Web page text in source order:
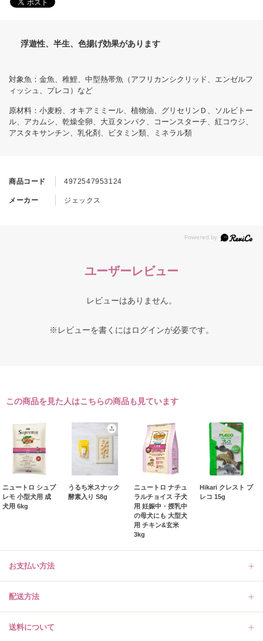
商品コード 4972547953124
メーカー ジェックス
浮遊性、半生、色揚げ効果があります
対象魚：金魚、稚鯉、中型熱帯魚（アフリカンシクリッド、エンゼルフ
ィッシュ、プレコ）など
原材料：小麦粉、オキアミミール、植物油、グリセリンＤ、ソルビトー
ル、アカムシ、乾燥全卵、大豆タンパク、コーンスターチ、紅コウジ、
アスタキサンチン、乳化剤、ビタミン類、ミネラル類
ユーザーレビュー
レビューはありません。
※レビューを書くにはログインが必要です。
この商品を見た人はこちらの商品も見ています
ニュートロ シュプ
レモ 小型犬用 成
犬用 6kg
うるち米スナック
酵素入り S8g
ニュートロ ナチュ
ラルチョイス 子犬
用 妊娠中・授乳中
の母犬にも 大型犬
用 チキン&玄米
3kg
Hikari クレスト プ
レコ 15g
お支払い方法
配送方法
送料について